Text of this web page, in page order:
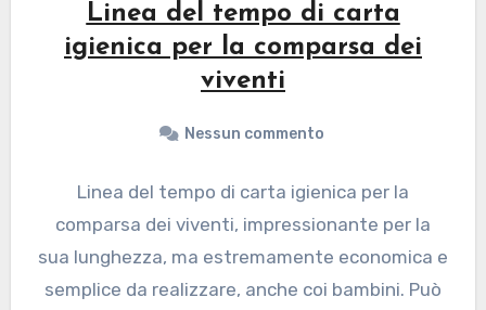
Linea del tempo di carta
igienica per la comparsa dei
viventi
Nessun commento
Linea del tempo di carta igienica per la
comparsa dei viventi, impressionante per la
sua lunghezza, ma estremamente economica e
semplice da realizzare, anche coi bambini. Può